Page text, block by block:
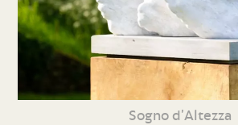
Sogno d’Altezza